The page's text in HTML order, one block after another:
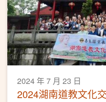
2024 年 7 月 23 日
2024湖南道教文化